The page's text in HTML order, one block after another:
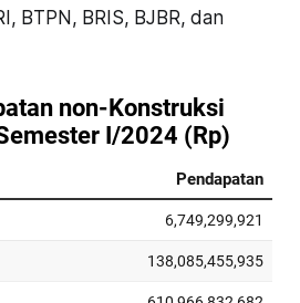
BTPN, BRIS, BJBR, dan